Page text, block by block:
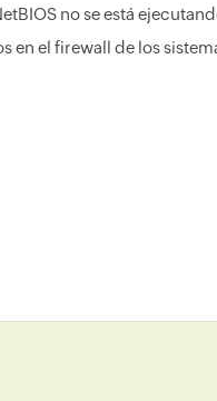
no se está
en el firewall de los